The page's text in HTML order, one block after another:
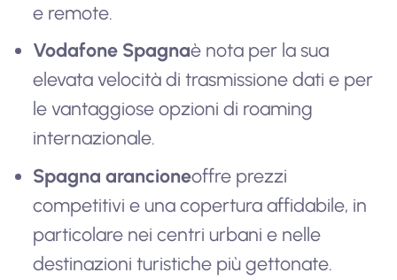
e remote.
Vodafone Spagnaè nota per la sua
elevata velocità di trasmissione dati e per
le vantaggiose opzioni di roaming
internazionale.
Spagna arancioneoffre prezzi
competitivi e una copertura affidabile, in
particolare nei centri urbani e nelle
destinazioni turistiche più gettonate.